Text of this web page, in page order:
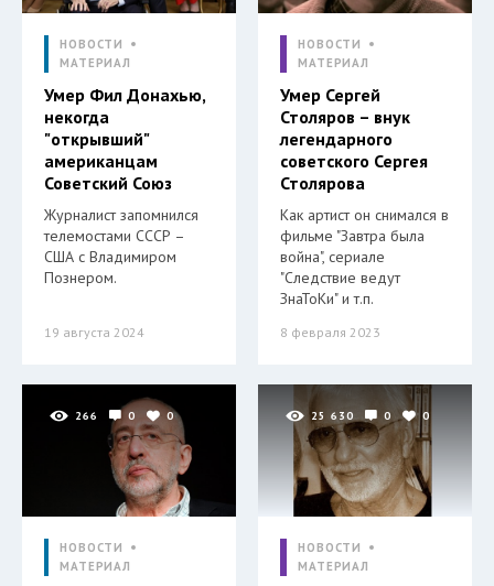
НОВОСТИ
МАТЕРИАЛ
Умер Фил Донахью,
некогда
"открывший"
американцам
Советский Союз
Журналист запомнился
телемостами СССР –
США с Владимиром
Познером.
19 августа 2024
НОВОСТИ
МАТЕРИАЛ
Умер Сергей
Столяров – внук
легендарного
советского Сергея
Столярова
Как артист он снимался в
фильме "Завтра была
война", сериале
"Следствие ведут
ЗнаТоКи" и т.п.
8 февраля 2023
266 0 0
НОВОСТИ
МАТЕРИАЛ
25 630 0 0
НОВОСТИ
МАТЕРИАЛ